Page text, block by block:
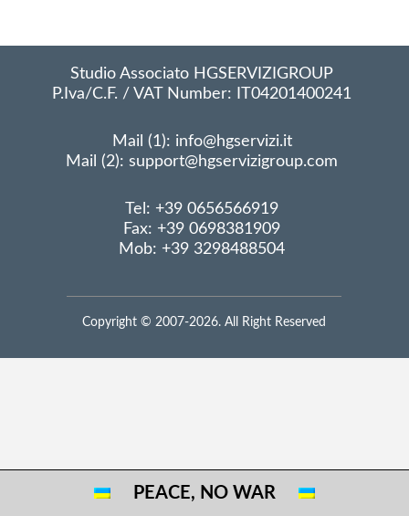
Studio Associato HGSERVIZIGROUP
P.Iva/C.F. / VAT Number: IT04201400241
Mail (1): info@hgservizi.it
Mail (2): support@hgservizigroup.com
Tel: +39 0656566919
Fax: +39 0698381909
Mob: +39 3298488504
Copyright © 2007-2026. All Right Reserved
PEACE, NO WAR